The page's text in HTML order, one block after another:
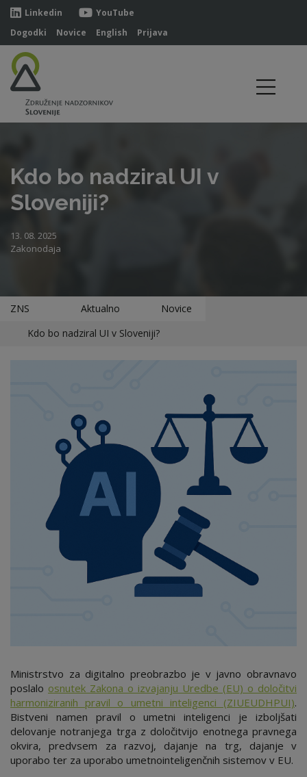
Linkedin
YouTube
Dogodki
Novice English Prijava
Kdo bo nadziral UI v
Sloveniji?
13. 08. 2025
Zakonodaja
ZNS Aktualno
Novice
Kdo bo nadziral UI v Sloveniji?
Ministrstvo za digitalno preobrazbo je v javno obravnavo
poslalo osnutek Zakona o izvajanju Uredbe (EU) o določitvi
harmoniziranih pravil o umetni inteligenci (ZIUEUDHPUI).
Bistveni namen pravil o umetni inteligenci je izboljšati
delovanje notranjega trga z določitvijo enotnega pravnega
okvira, predvsem za razvoj, dajanje na trg, dajanje v
uporabo ter za uporabo umetnointeligenčnih sistemov v EU.